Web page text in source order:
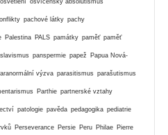
pachové látky pachy
Palestina PALS památky paměť paměť
panspermie papež Papua Nová-
výzva parasitismus parašutismus
Parthie partnerské vztahy
patologie pavěda pedagogika pediatrie
Perseverance Persie Peru Philae Pierre